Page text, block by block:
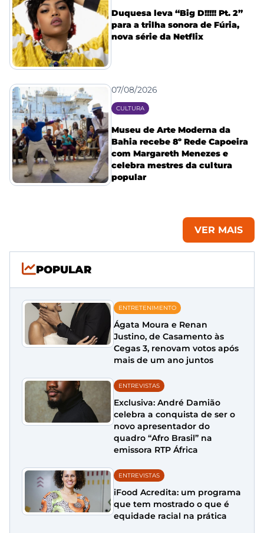
Duquesa leva “Big D!!!!! Pt. 2”
para a trilha sonora de Fúria,
nova série da Netflix
07/08/2026
CULTURA
Museu de Arte Moderna da
Bahia recebe 8º Rede Capoeira
com Margareth Menezes e
celebra mestres da cultura
popular
VER MAIS
POPULAR
ENTRETENIMENTO
Ágata Moura e Renan
Justino, de Casamento às
Cegas 3, renovam votos após
mais de um ano juntos
ENTREVISTAS
Exclusiva: André Damião
celebra a conquista de ser o
novo apresentador do
quadro “Afro Brasil” na
emissora RTP África
ENTREVISTAS
iFood Acredita: um programa
que tem mostrado o que é
equidade racial na prática